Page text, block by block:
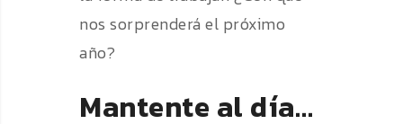
nos sorprenderá el próximo
año?
Mantente al día…